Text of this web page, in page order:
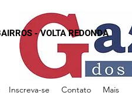
- VOLTA REDONDA
Inscreva-se Contato Mais